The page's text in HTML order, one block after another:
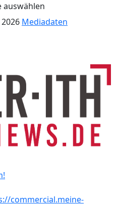
auswählen
Mediadaten